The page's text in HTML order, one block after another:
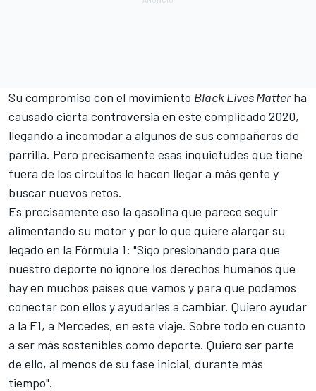
Su compromiso con el movimiento Black Lives Matter ha
causado cierta controversia en este complicado 2020,
llegando a incomodar a algunos de sus compañeros de
parrilla. Pero precisamente esas inquietudes que tiene
fuera de los circuitos le hacen llegar a más gente y
buscar nuevos retos.
Es precisamente eso la gasolina que parece seguir
alimentando su motor y por lo que quiere alargar su
legado en la Fórmula 1: "Sigo presionando para que
nuestro deporte no ignore los derechos humanos que
hay en muchos países que vamos y para que podamos
conectar con ellos y ayudarles a cambiar. Quiero ayudar
a la F1, a Mercedes, en este viaje. Sobre todo en cuanto
a ser más sostenibles como deporte. Quiero ser parte
de ello, al menos de su fase inicial, durante más
tiempo".